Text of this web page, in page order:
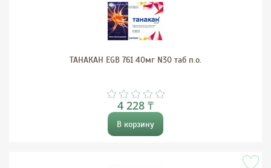
ТАНАКАН ЕGB 761 40мг N30 таб п.о.
4 228 ₸
В корзину